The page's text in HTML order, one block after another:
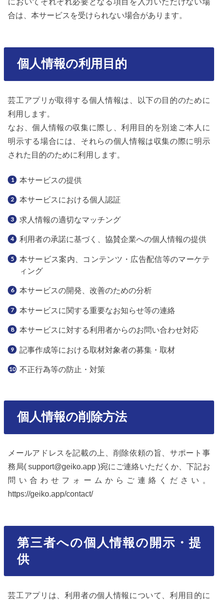
合は、本サービスを受けられない場合があります。
個人情報の利用目的
芸工アプリが取得する個人情報は、以下の目的のために
利用します。
なお、個人情報の収集に際し、利用目的を別途ご本人に
明示する場合には、それらの個人情報は収集の際に明示
された目的のために利用します。
本サービスの提供
本サービスにおける個人認証
求人情報の適切なマッチング
利用者の承諾に基づく、協賛企業への個人情報の提供
本サービス案内、コンテンツ・広告配信等のマーケテ
ィング
本サービスの開発、改善のための分析
本サービスに関する重要なお知らせ等の連絡
本サービスに対する利用者からのお問い合わせ対応
記事作成等における取材対象者の募集・取材
不正行為等の防止・対策
個人情報の削除方法
メールアドレスを記載の上、削除依頼の旨、サポート事
務局( support@geiko.app )宛にご連絡いただくか、下記お
問い合わせフォームからご連絡ください。
https://geiko.app/contact/
第三者への個人情報の開示・提
供
芸工アプリは、利用者の個人情報について、利用目的に